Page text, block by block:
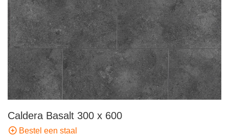
Caldera Basalt 300 x 600
Bestel een staal